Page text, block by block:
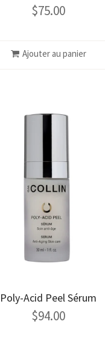
$75.00
Ajouter au panier
Poly-Acid Peel Sérum
$94.00